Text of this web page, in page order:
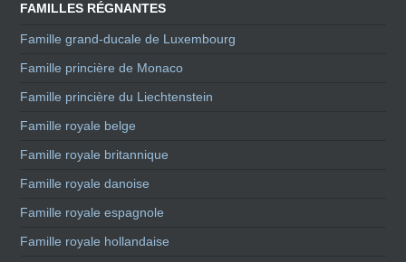
FAMILLES RÉGNANTES
Famille grand-ducale de Luxembourg
Famille princière de Monaco
Famille princière du Liechtenstein
Famille royale belge
Famille royale britannique
Famille royale danoise
Famille royale espagnole
Famille royale hollandaise